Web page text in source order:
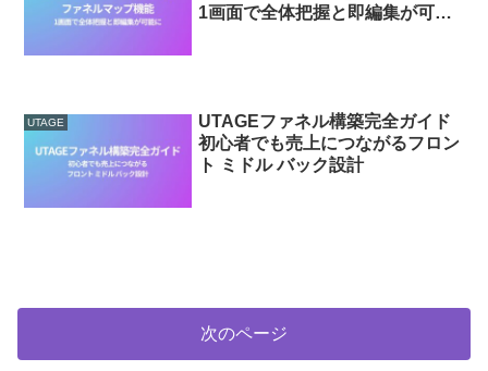
1画面で全体把握と即編集が可能
UTAGE
UTAGEファネル構築完全ガイド
初心者でも売上につながるフロン
ト ミドル バック設計
次のページ